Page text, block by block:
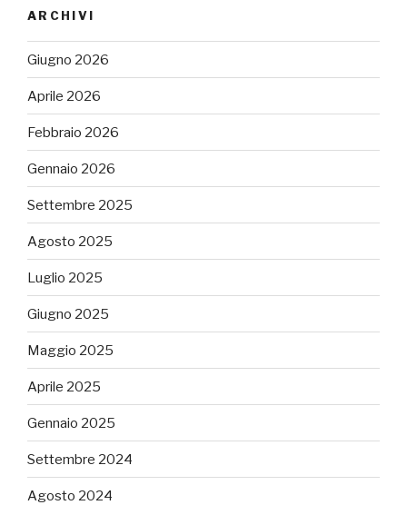
ARCHIVI
Giugno 2026
Aprile 2026
Febbraio 2026
Gennaio 2026
Settembre 2025
Agosto 2025
Luglio 2025
Giugno 2025
Maggio 2025
Aprile 2025
Gennaio 2025
Settembre 2024
Agosto 2024